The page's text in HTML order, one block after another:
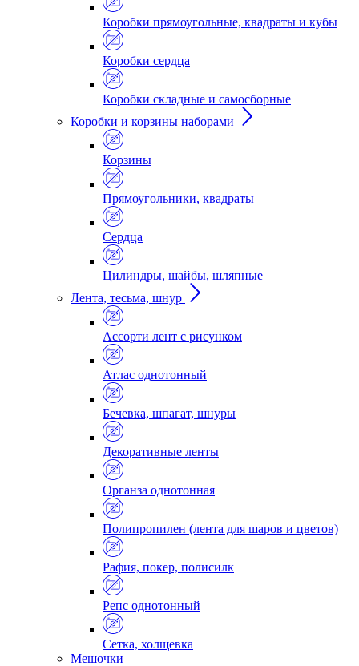
Коробки прямоугольные, квадраты и кубы
Коробки сердца
Коробки складные и самосборные
Коробки и корзины наборами
Корзины
Прямоугольники, квадраты
Сердца
Цилиндры, шайбы, шляпные
Лента, тесьма, шнур
Ассорти лент с рисунком
Атлас однотонный
Бечевка, шпагат, шнуры
Декоративные ленты
Органза однотонная
Полипропилен (лента для шаров и цветов)
Рафия, покер, полисилк
Репс однотонный
Сетка, холщевка
Мешочки